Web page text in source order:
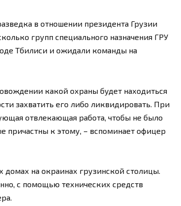
в отношении президента Грузии
групп специального назначения ГРУ
Тбилиси и ожидали команды на
какой охраны будет находиться
захватить его либо ликвидировать. При
отвлекающая работа, чтобы не было
причастны к этому, – вспоминает офицер
на окраинах грузинской столицы.
с помощью технических средств